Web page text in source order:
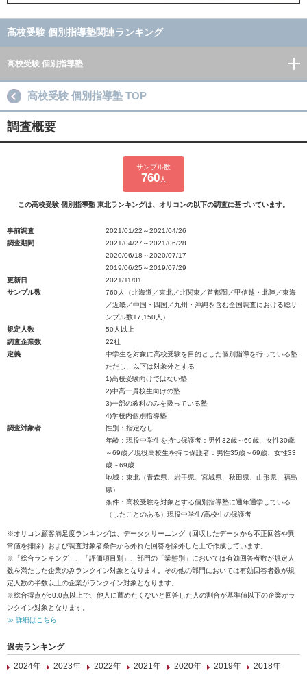
高校受験 個別指導塾関連ランキング
高校受験 個別指導塾
高校受験 個別指導塾 TOP
調査概要
サンプル数
760人
この高校受験 個別指導塾 東北ランキングは、オリコンの以下の調査に基づいています。
事前調査
2021/01/22～2021/04/26
調査期間
2021/04/27～2021/06/28
2020/06/18～2020/07/17
2019/06/25～2019/07/29
更新日
2021/11/01
サンプル数
760人（北海道／東北／北関東／首都圏／甲信越・北陸／東海
／近畿／中国・四国／九州・沖縄を含む全国調査における総サ
ンプル数17,150人）
規定人数
50人以上
調査企業数
22社
定義
中学生を対象に高校受験を目的とした個別指導を行っている塾
ただし、以下は対象外とする
1)高校受験向けではない塾
2)中高一貫校生向けの塾
3)一部の教科のみを扱っている塾
4)学校内個別指導塾
調査対象者
性別：指定なし
年齢：現役中学生を持つ保護者：男性32歳～69歳、女性30歳
～69歳／現役高校生を持つ保護者：男性35歳～69歳、女性33
歳～69歳
地域：東北（青森県、岩手県、宮城県、秋田県、山形県、福島
県）
条件：高校受験を対象とする個別指導塾に通年通学している
（したことのある）現役中学生/高校生の保護者
※オリコン顧客満足度ランキングは、データクリーニング（回収したデータから不正回答や異
常値を排除）および調査対象者条件から外れた回答を除外した上で作成しています。
※「総合ランキング」、「評価項目別」、部門の「業態別」においては有効回答者数が規定人
数を満たした企業のみランクイン対象となります。その他の部門においては有効回答者数が規
定人数の半数以上の企業がランクイン対象となります。
※総合得点が60.0点以上で、他人に薦めたくないと回答した人の割合が基準値以下の企業がラ
ンクイン対象となります。
≫ 詳細はこちら
過去ランキング
2024年
2023年 2022年 2021年 2020年 2019年 2018年